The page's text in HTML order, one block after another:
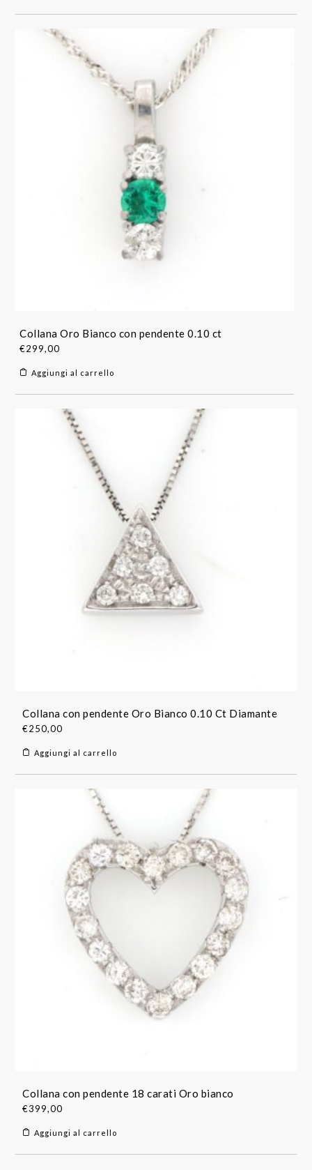
Collana Oro Bianco con pendente 0.10 ct
€299,00
Aggiungi al carrello
Collana con pendente Oro Bianco 0.10 Ct Diamante
€250,00
Aggiungi al carrello
Collana con pendente 18 carati Oro bianco
€399,00
Aggiungi al carrello